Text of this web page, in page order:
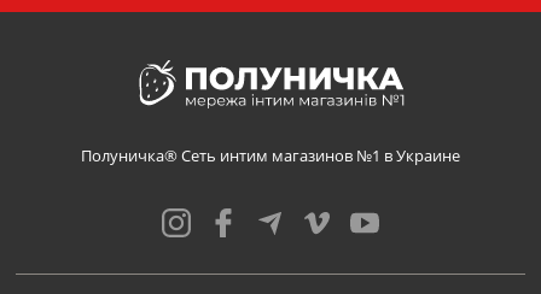
Полуничка® Сеть интим магазинов №1 в Украине